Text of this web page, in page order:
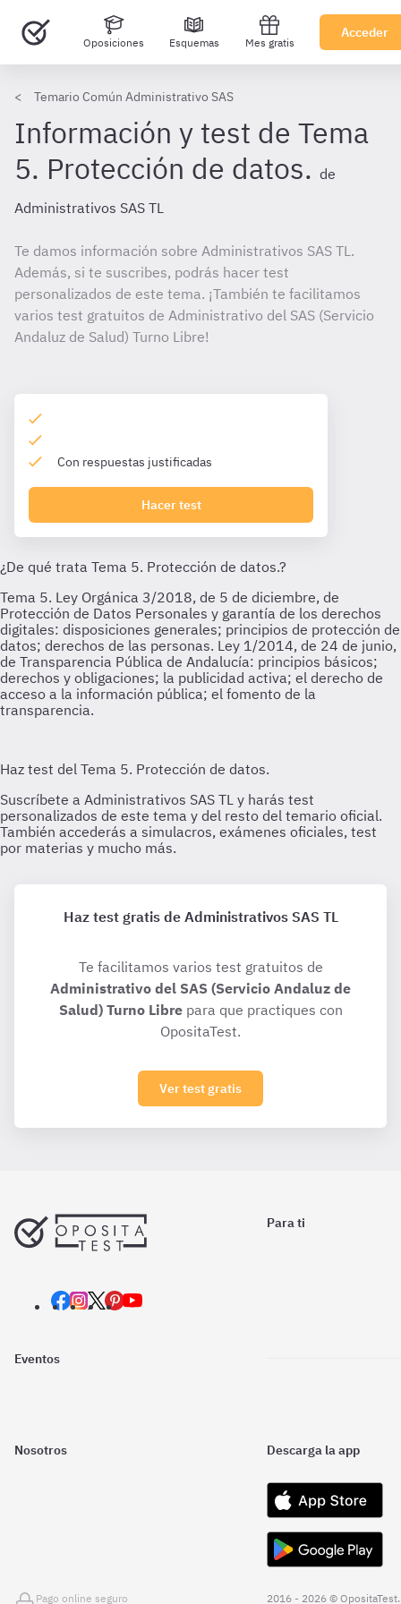
Oposiciones Esquemas Mes gratis
Acceder
Temario Común Administrativo SAS
Información y test de Tema
5. Protección de datos. de
Administrativos SAS TL
Te damos información sobre Administrativos SAS TL.
Además, si te suscribes, podrás hacer test
personalizados de este tema. ¡También te facilitamos
varios test gratuitos de Administrativo del SAS (Servicio
Andaluz de Salud) Turno Libre!
Con respuestas justificadas
Hacer test
Haz test gratis de Administrativos SAS TL
Te facilitamos varios test gratuitos de
Administrativo del SAS (Servicio Andaluz de
Salud) Turno Librepara que practiques con
OpositaTest.
Ver test gratis
Para ti
Eventos
Nosotros Descarga la app
Pago online seguro 2016 - 2026 © OpositaTest.